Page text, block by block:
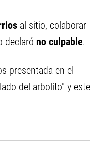
al sitio, colaborar
declaró no culpable.
presentada en el
del arbolito" y este